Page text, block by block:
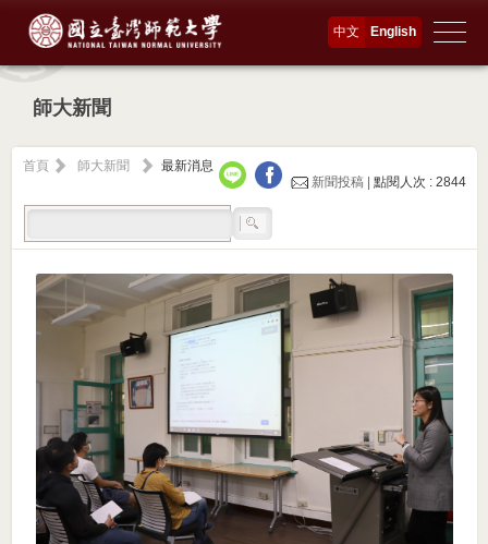
English
中文
師大新聞
首頁 師大新聞
最新消息
新聞投稿 |點閱人次 : 2844